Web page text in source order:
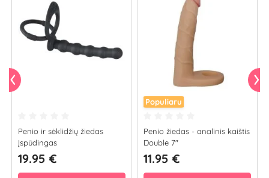
Penio ir sėklidžių žiedas
Įspūdingas
19.95 €
Populiaru
Penio žiedas - analinis kaištis
Double 7"
11.95 €